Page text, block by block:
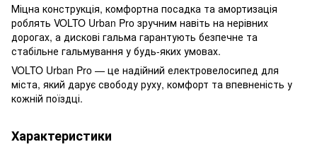
Міцна конструкція, комфортна посадка та амортизація
роблять VOLTO Urban Pro зручним навіть на нерівних
дорогах, а дискові гальма гарантують безпечне та
стабільне гальмування у будь-яких умовах.
VOLTO Urban Pro — це надійний електровелосипед для
міста, який дарує свободу руху, комфорт та впевненість у
кожній поїздці.
Характеристики